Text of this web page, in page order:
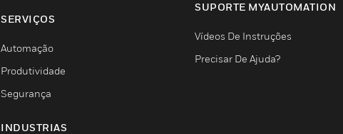
SERVIÇOS
Automação
Produtividade
Segurança
INDUSTRIAS
SUPORTE MYAUTOMATION
Vídeos De Instruções
Precisar De Ajuda?